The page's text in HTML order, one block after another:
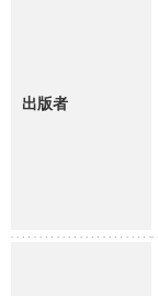
出版者